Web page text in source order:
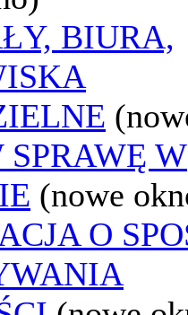
BIURA,
W
(nowe
O